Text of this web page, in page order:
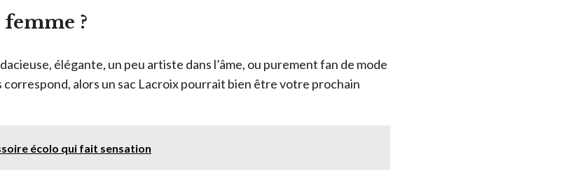
?
élégante, un peu artiste dans l’âme, ou purement fan de mode
correspond, alors un sac Lacroix pourrait bien être votre prochain
écolo qui fait sensation